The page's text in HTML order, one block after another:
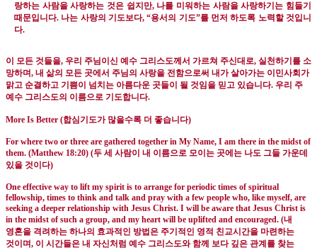
랑하는 사람을 사랑하는 것은 쉽지만, 나를 미워하는 사람을 사랑하기는 힘들기
때문입니다. 나는 사랑의 기도보다, “용서의 기도”를 먼저 하도록 노력할 것입니
다.
이 모든 것들을, 우리 주님이신 예수 그리스도께서 가르쳐 주신대로, 실천하기를 소
망하며, 내 삶의 모든 곳에서 주님의 사랑을 전함으로써 내가 살아가는 이민사회가
맑고 순결하고 기쁨이 넘치는 아름다운 곳들이 될 것임을 믿고 있습니다. 우리 주
예수 그리스도의 이름으로 기도합니다.
More Is Better (합심기도가 많을수록 더 좋습니다)
For where two or three are gathered together in My Name, I am there in the midst of
them. (Matthew 18:20) (두 세 사람이 내 이름으로 모이는 곳에는 나도 그들 가운데
있을 것이다)
One effective way to lift my spirit is to arrange for periodic times of spiritual
fellowship, times to think and talk and pray with a few people who, like myself, are
seeking a deeper relationship with Jesus Christ. I will be aware that Jesus Christ is
in the midst of such a group, and my heart will be uplifted and encouraged. (내
영혼을 격려하는 하나의 효과적인 방법은 주기적인 영적 친교시간을 마련하는
것이며, 이 시간들은 내 자신처럼 예수 그리스도와 함께 보다 깊은 관계를 찾는